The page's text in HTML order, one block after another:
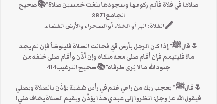
صلاها في فلاة فأتم ركوعها وسجودها بلغت خمسين صلاة”📚صحيح
الجامع3871
🖋الفلاة: البر أو الخلاء أو الصحراء والأرض الفضاء.
🌷قالﷺ” إذا كان الرجل بأرض قيّ فحانت الصلاة فليتوضأ فإن لم يجد
ماءً فليتيمم فإن أقام صلى معه ملكاه وإن أذّن وأقام صلى خلفه من
جنود الله ما لا يُرى طرفاه”📚صحيح الترغيب414
🌷قالﷺ” يعجب ربك من راعي غنم في رأس شظية يؤذّن بالصلاة ويصلي
فيقول الله عز وجل: انظروا إلى عبدي هذا يؤذّن ويقيم الصلاة يخاف مني!